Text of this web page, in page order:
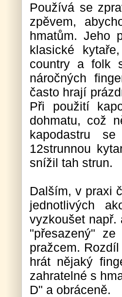
Používá se
zpěvem,
hmatům. Jeho
klasické
country a folk
náročných
často hrají
Při použití
dohmatu, což
kapodastru
12strunnou
snížil tah strun.
Dalším, v praxi
jednotlivých
vyzkoušet např.
"přesazený"
pražcem.
hrát nějaký
zahratelné s
D" a obráceně.